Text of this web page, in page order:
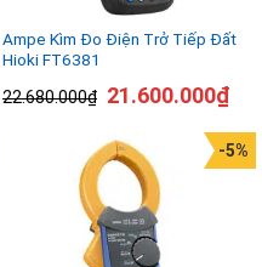
Ampe Kìm Đo Điện Trở Tiếp Đất
Hioki FT6381
22.680.000₫ 21.600.000₫
-5%